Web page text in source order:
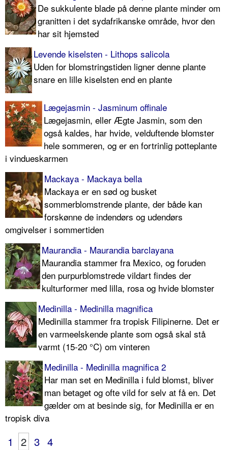
De sukkulente blade på denne plante minder om
granitten i det sydafrikanske område, hvor den
har sit hjemsted
Levende kiselsten - Lithops salicola
Uden for blomstringstiden ligner denne plante
snare en lille kiselsten end en plante
Lægejasmin - Jasminum offinale
Lægejasmin, eller Ægte Jasmin, som den
også kaldes, har hvide, velduftende blomster
hele sommeren, og er en fortrinlig potteplante
i vindueskarmen
Mackaya - Mackaya bella
Mackaya er en sød og busket
sommerblomstrende plante, der både kan
forskønne de indendørs og udendørs
omgivelser i sommertiden
Maurandia - Maurandia barclayana
Maurandia stammer fra Mexico, og foruden
den purpurblomstrede vildart findes der
kulturformer med lilla, rosa og hvide blomster
Medinilla - Medinilla magnifica
Medinilla stammer fra tropisk Filipinerne. Det er
en varmeelskende plante som også skal stå
varmt (15-20 °C) om vinteren
Medinilla - Medinilla magnifica 2
Har man set en Medinilla i fuld blomst, bliver
man betaget og ofte vild for selv at få en. Det
gælder om at besinde sig, for Medinilla er en
tropisk diva
1 2 3 4